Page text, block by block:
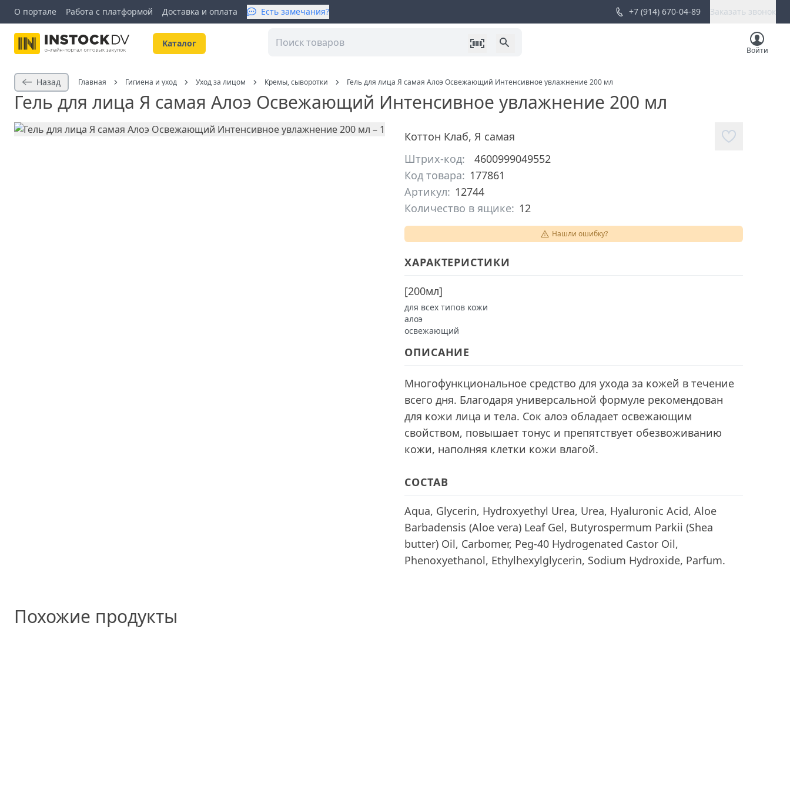
О портале Работа с платформой Доставка и оплата Есть замечания? +7 (914) 670-04-89 Заказать звонок
Kаталог
Войти
Назад Главная Гигиена и уход Уход за лицом Кремы, сыворотки Гель для лица Я самая Алоэ Освежающий Интенсивное увлажнение 200 мл
Гель для лица Я самая Алоэ Освежающий Интенсивное увлажнение 200 мл
Коттон Клаб, Я самая
Штрих-код:
4600999049552
Код товара: 177861
Артикул: 12744
Количество в ящике: 12
Нашли ошибку?
ХАРАКТЕРИСТИКИ
[200мл]
для всех типов кожи
алоэ
освежающий
ОПИСАНИЕ
Многофункциональное средство для ухода за кожей в течение
всего дня. Благодаря универсальной формуле рекомендован
для кожи лица и тела. Сок алоэ обладает освежающим
свойством, повышает тонус и препятствует обезвоживанию
кожи, наполняя клетки кожи влагой.
СОСТАВ
Aqua, Glycerin, Hydroxyethyl Urea, Urea, Hyaluronic Acid, Aloe
Barbadensis (Aloe vera) Leaf Gel, Butyrospermum Parkii (Shea
butter) Oil, Carbomer, Peg-40 Hydrogenated Castor Oil,
Phenoxyethanol, Ethylhexylglycerin, Sodium Hydroxide, Parfum.
Похожие продукты